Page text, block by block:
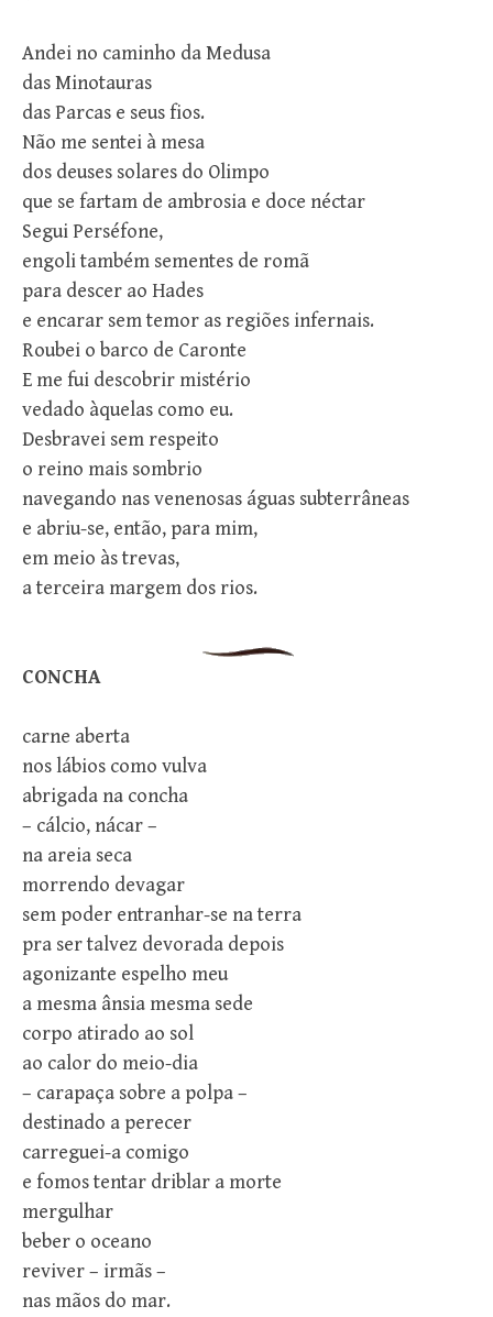
Andei no caminho da Medusa
das Minotauras
das Parcas e seus fios.
Não me sentei à mesa
dos deuses solares do Olimpo
que se fartam de ambrosia e doce néctar
Segui Perséfone,
engoli também sementes de romã
para descer ao Hades
e encarar sem temor as regiões infernais.
Roubei o barco de Caronte
E me fui descobrir mistério
vedado àquelas como eu.
Desbravei sem respeito
o reino mais sombrio
navegando nas venenosas águas subterrâneas
e abriu-se, então, para mim,
em meio às trevas,
a terceira margem dos rios.
CONCHA
carne aberta
nos lábios como vulva
abrigada na concha
– cálcio, nácar –
na areia seca
morrendo devagar
sem poder entranhar-se na terra
pra ser talvez devorada depois
agonizante espelho meu
a mesma ânsia mesma sede
corpo atirado ao sol
ao calor do meio-dia
– carapaça sobre a polpa –
destinado a perecer
carreguei-a comigo
e fomos tentar driblar a morte
mergulhar
beber o oceano
reviver – irmãs –
nas mãos do mar.